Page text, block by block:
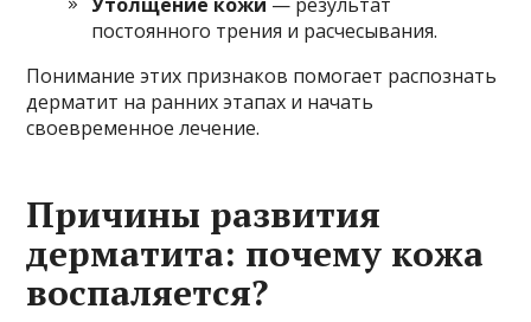
постоянного трения и расчесывания.
Понимание этих признаков помогает распознать
дерматит на ранних этапах и начать
своевременное лечение.
Причины развития
дерматита: почему кожа
воспаляется?